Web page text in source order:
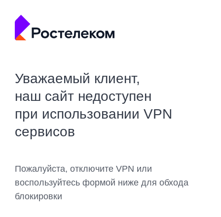
Уважаемый клиент,
наш сайт недоступен
при использовании VPN
сервисов
Пожалуйста, отключите VPN или
воспользуйтесь формой ниже для обхода
блокировки